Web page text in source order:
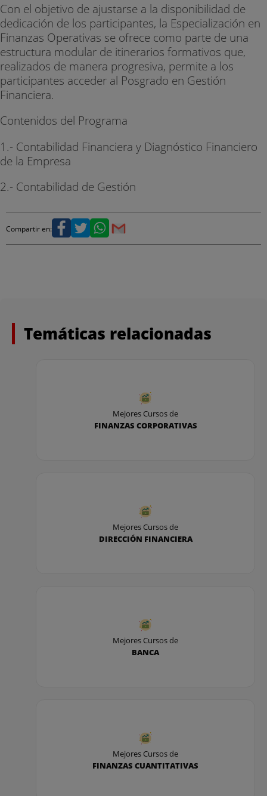
Con el objetivo de ajustarse a la disponibilidad de
dedicación de los participantes, la Especialización en
Finanzas Operativas se ofrece como parte de una
estructura modular de itinerarios formativos que,
realizados de manera progresiva, permite a los
participantes acceder al Posgrado en Gestión
Financiera.
Contenidos del Programa
1.- Contabilidad Financiera y Diagnóstico Financiero
de la Empresa
2.- Contabilidad de Gestión
Compartir en:
Temáticas relacionadas
Mejores Cursos de
FINANZAS CORPORATIVAS
Mejores Cursos de
DIRECCIÓN FINANCIERA
Mejores Cursos de
BANCA
Mejores Cursos de
FINANZAS CUANTITATIVAS